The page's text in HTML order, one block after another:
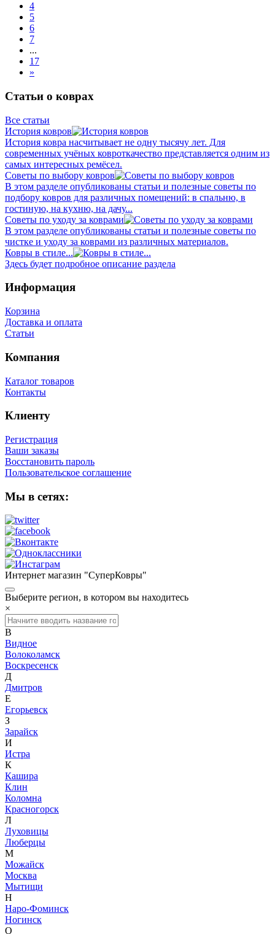
4
5
6
7
...
17
»
Статьи о коврах
Все статьи
История ковров
История ковра насчитывает не одну тысячу лет. Для
современных учёных ковроткачество представляется одним из
самых интересных ремёсел.
Советы по выбору ковров
В этом разделе опубликованы статьи и полезные советы по
подбору ковров для различных помещений: в спальню, в
гостиную, на кухню, на дачу...
Советы по уходу за коврами
В этом разделе опубликованы статьи и полезные советы по
чистке и уходу за коврами из различных материалов.
Ковры в стиле...
Здесь будет подробное описание раздела
Информация
Корзина
Доставка и оплата
Статьи
Компания
Каталог товаров
Контакты
Клиенту
Регистрация
Ваши заказы
Восстановить пароль
Пользовательское соглашение
Мы в сетях:
Интернет магазин "СуперКовры"
Выберите регион, в котором вы находитесь
×
В
Видное
Волоколамск
Воскресенск
Д
Дмитров
Е
Егорьевск
З
Зарайск
И
Истра
К
Кашира
Клин
Коломна
Красногорск
Л
Луховицы
Люберцы
М
Можайск
Москва
Мытищи
Н
Наро-Фоминск
Ногинск
О